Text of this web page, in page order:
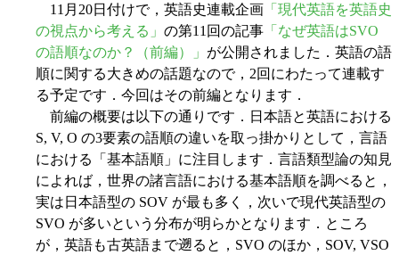
11月20日付けで，英語史連載企画 「現代英語を英語史
の視点から考える」 の第11回の記事 「なぜ英語はSVO
の語順なのか？（前編）」 が公開されました．英語の語
順に関する大きめの話題なので，2回にわたって連載す
る予定です．今回はその前編となります．
前編の概要は以下の通りです．日本語と英語における
S, V, O の3要素の語順の違いを取っ掛かりとして，言語
における「基本語順」に注目します．言語類型論の知見
によれば，世界の諸言語における基本語順を調べると，
実は日本語型の SOV が最も多く，次いで現代英語型の
SVO が多いという分布が明らかとなります．ところ
が，英語も古英語まで遡ると，SVO のほか，SOV, VSO